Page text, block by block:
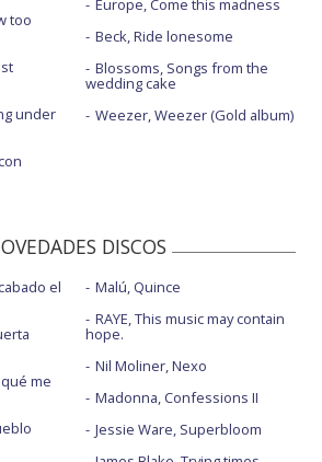
too
under
Europe, Come this madness
Beck, Ride lonesome
Blossoms, Songs from the
wedding cake
Weezer, Weezer (Gold album)
DISCOS
el
qué me
Malú, Quince
RAYE, This music may contain
hope.
Nil Moliner, Nexo
Madonna, Confessions II
Jessie Ware, Superbloom